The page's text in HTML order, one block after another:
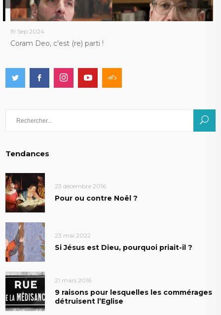
19 Sep 2024
Coram Deo, c’est (re) parti !
Tendances
23 décembre 2016
Pour ou contre Noël ?
23 mai 2022
Si Jésus est Dieu, pourquoi priait-il ?
21 mars 2016
9 raisons pour lesquelles les commérages
détruisent l’Eglise